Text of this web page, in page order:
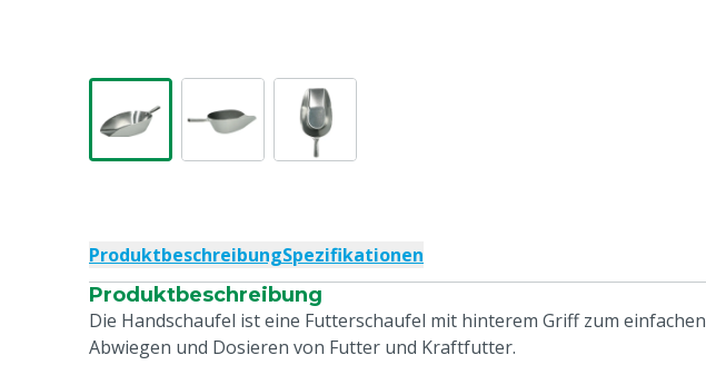
ProduktbeschreibungSpezifikationen
Produktbeschreibung
Die Handschaufel ist eine Futterschaufel mit hinterem Griff zum einfachen
Abwiegen und Dosieren von Futter und Kraftfutter.